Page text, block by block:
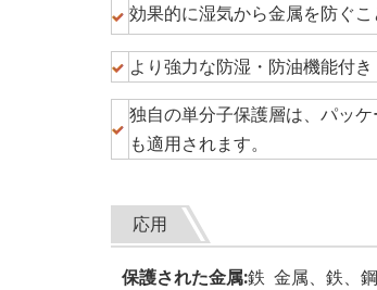
効果的に湿気から金属を防ぐ
より強力な防湿・防油機能付き
独自の単分子保護層は、パッ
も適用されます。
応用
保護された金属:鉄 金属、鉄、